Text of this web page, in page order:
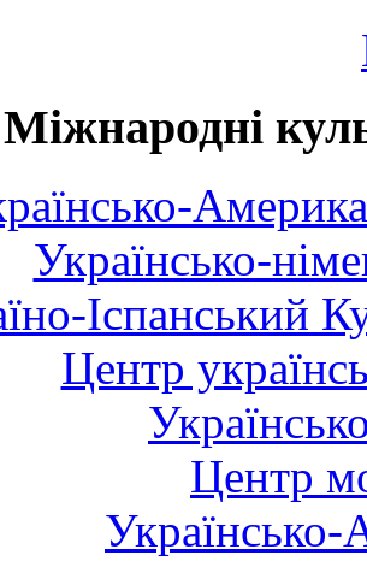
Міжнародні
Українсько-
Іспанський
Центр
Центр
Українсько-